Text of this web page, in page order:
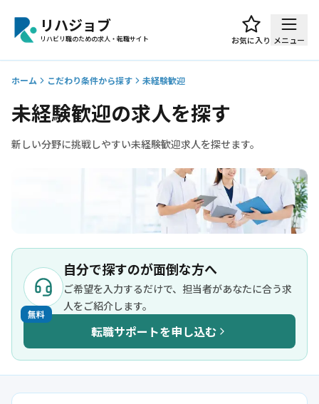
リハジョブ
リハビリ職のための求人・転職サイト お気に入り メニュー
ホーム こだわり条件から探す 未経験歓迎
未経験歓迎の求人を探す
新しい分野に挑戦しやすい未経験歓迎求人を探せます。
自分で探すのが面倒な方へ
ご希望を入力するだけで、担当者があなたに合う求
人をご紹介します。
無料
転職サポートを申し込む